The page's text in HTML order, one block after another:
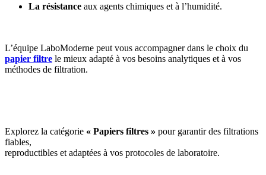
La résistance aux agents chimiques et à l’humidité.
L’équipe LaboModerne peut vous accompagner dans le choix du
papier filtre le mieux adapté à vos besoins analytiques et à vos
méthodes de filtration.
Explorez la catégorie « Papiers filtres » pour garantir des filtrations
fiables,
reproductibles et adaptées à vos protocoles de laboratoire.